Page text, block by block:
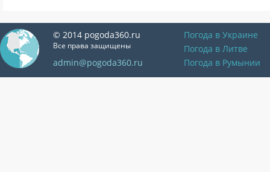
© 2014 pogoda360.ru
Все права защищены
admin@pogoda360.ru
Погода в Украине
Погода в Литве
Погода в Румынии